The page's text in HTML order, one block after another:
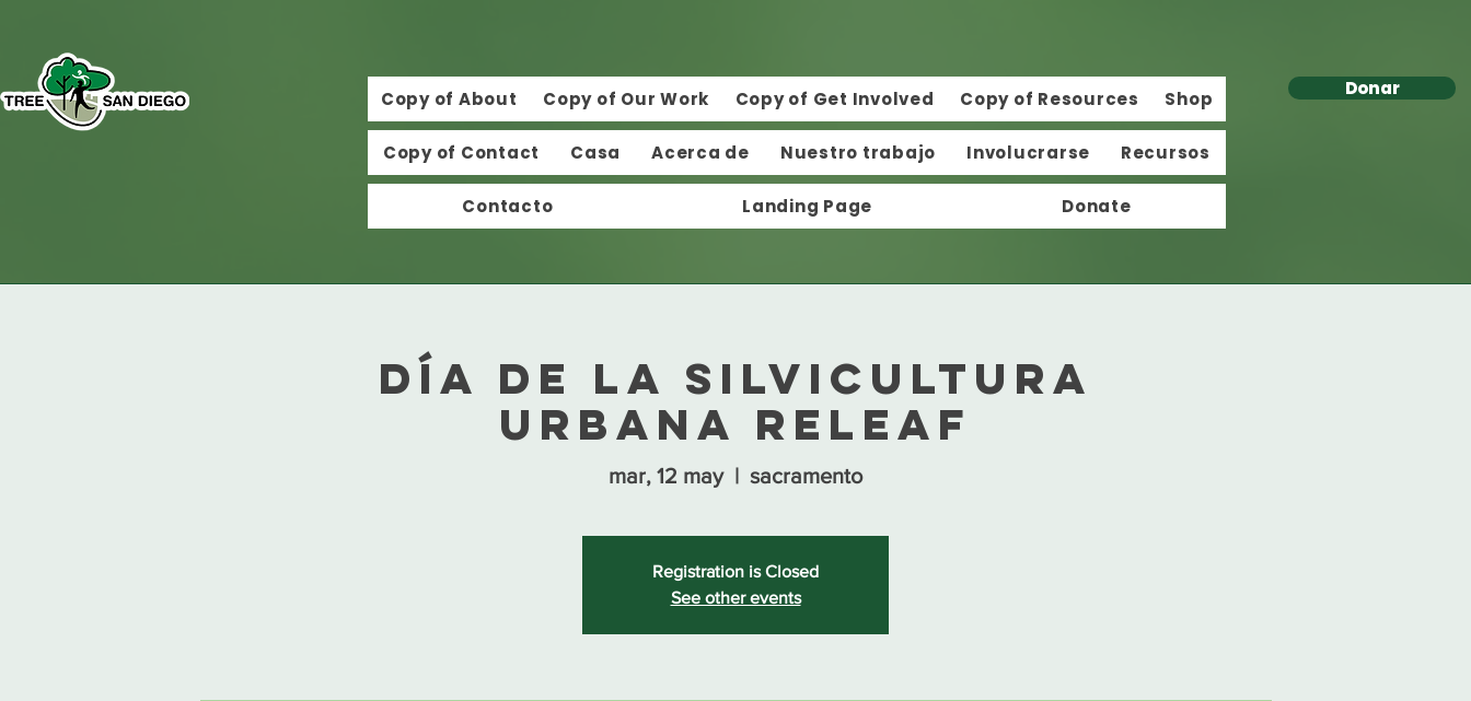
Copy of About Copy of Our Work Copy of Get Involved Copy of Resources Shop
Copy of Contact Casa Acerca de Nuestro trabajo Involucrarse Recursos
Contacto Landing Page Donate
Donar
Día de la silvicultura
urbana ReLeaf
mar, 12 may
  |
sacramento
Registration is Closed
See other events